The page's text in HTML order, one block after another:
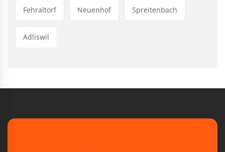
Fehraltorf Neuenhof Spreitenbach
Adliswil